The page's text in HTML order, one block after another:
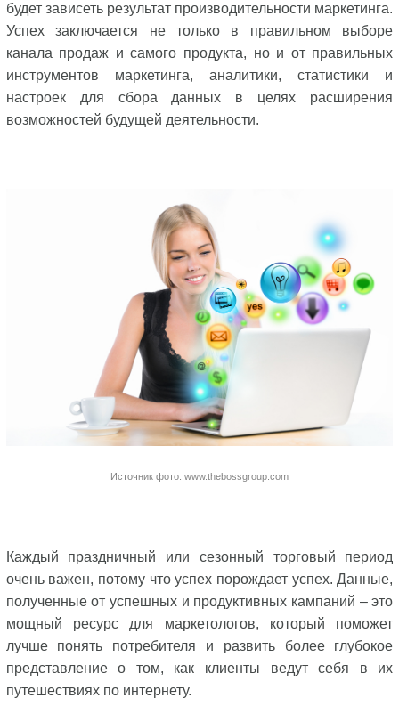
будет зависеть результат производительности маркетинга.
Успех заключается не только в правильном выборе
канала продаж и самого продукта, но и от правильных
инструментов маркетинга, аналитики, статистики и
настроек для сбора данных в целях расширения
возможностей будущей деятельности.
Источник фото: www.thebossgroup.com
Каждый праздничный или сезонный торговый период
очень важен, потому что успех порождает успех. Данные,
полученные от успешных и продуктивных кампаний – это
мощный ресурс для маркетологов, который поможет
лучше понять потребителя и развить более глубокое
представление о том, как клиенты ведут себя в их
путешествиях по интернету.